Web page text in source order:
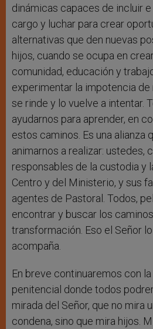
dinámicas capaces de incluir
cargo y luchar para crear
alternativas que den nuevas
hijos, cuando se ocupa en
comunidad, educación y
experimentar la impotencia de
se rinde y lo vuelve a intentar.
ayudarnos para aprender, en
estos caminos. Es una alianza
animarnos a realizar: ustedes,
responsables de la custodia y
Centro y del Ministerio, y sus
agentes de Pastoral. Todos,
encontrar y buscar los
transformación. Eso el Señor
acompaña.
En breve continuaremos con
penitencial donde todos
mirada del Señor, que no mira
condena, sino que mira hijos.